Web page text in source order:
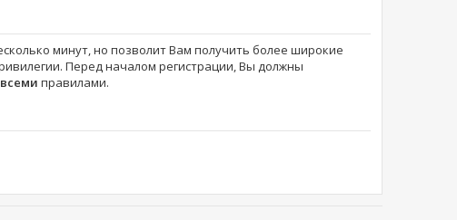
минут, но позволит Вам получить более широкие
Перед началом регистрации, Вы должны
всеми правилами.